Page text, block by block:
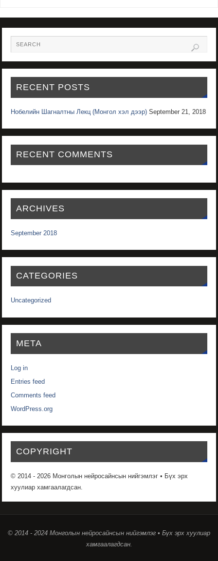
RECENT POSTS
Нобелийн Шагналтны Лекц (Монгол хэл дээр) September 21, 2018
RECENT COMMENTS
ARCHIVES
September 2018
CATEGORIES
Uncategorized
META
Log in
Entries feed
Comments feed
WordPress.org
COPYRIGHT
© 2014 - 2026 Монголын нейросайнсын нийгэмлэг • Бүх эрх
хуулиар хамгаалагдсан.
© 2014 - 2024 Монголын нейросайнсын нийгэмлэг • Бүх эрх хуулиар
хамгаалагдсан.